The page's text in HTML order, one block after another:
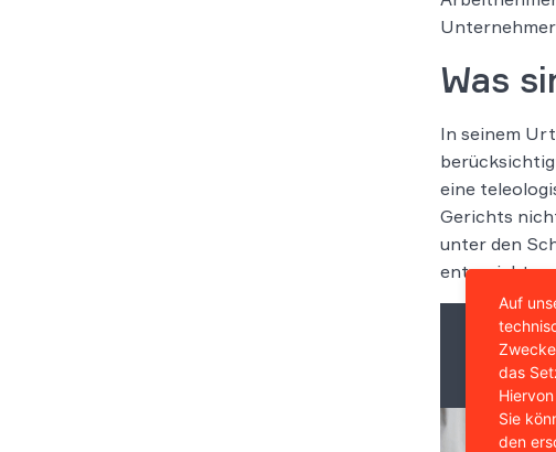
Was
In seinem
eine
Gerichts
unter den
entspricht
Auf
das
Sie
den